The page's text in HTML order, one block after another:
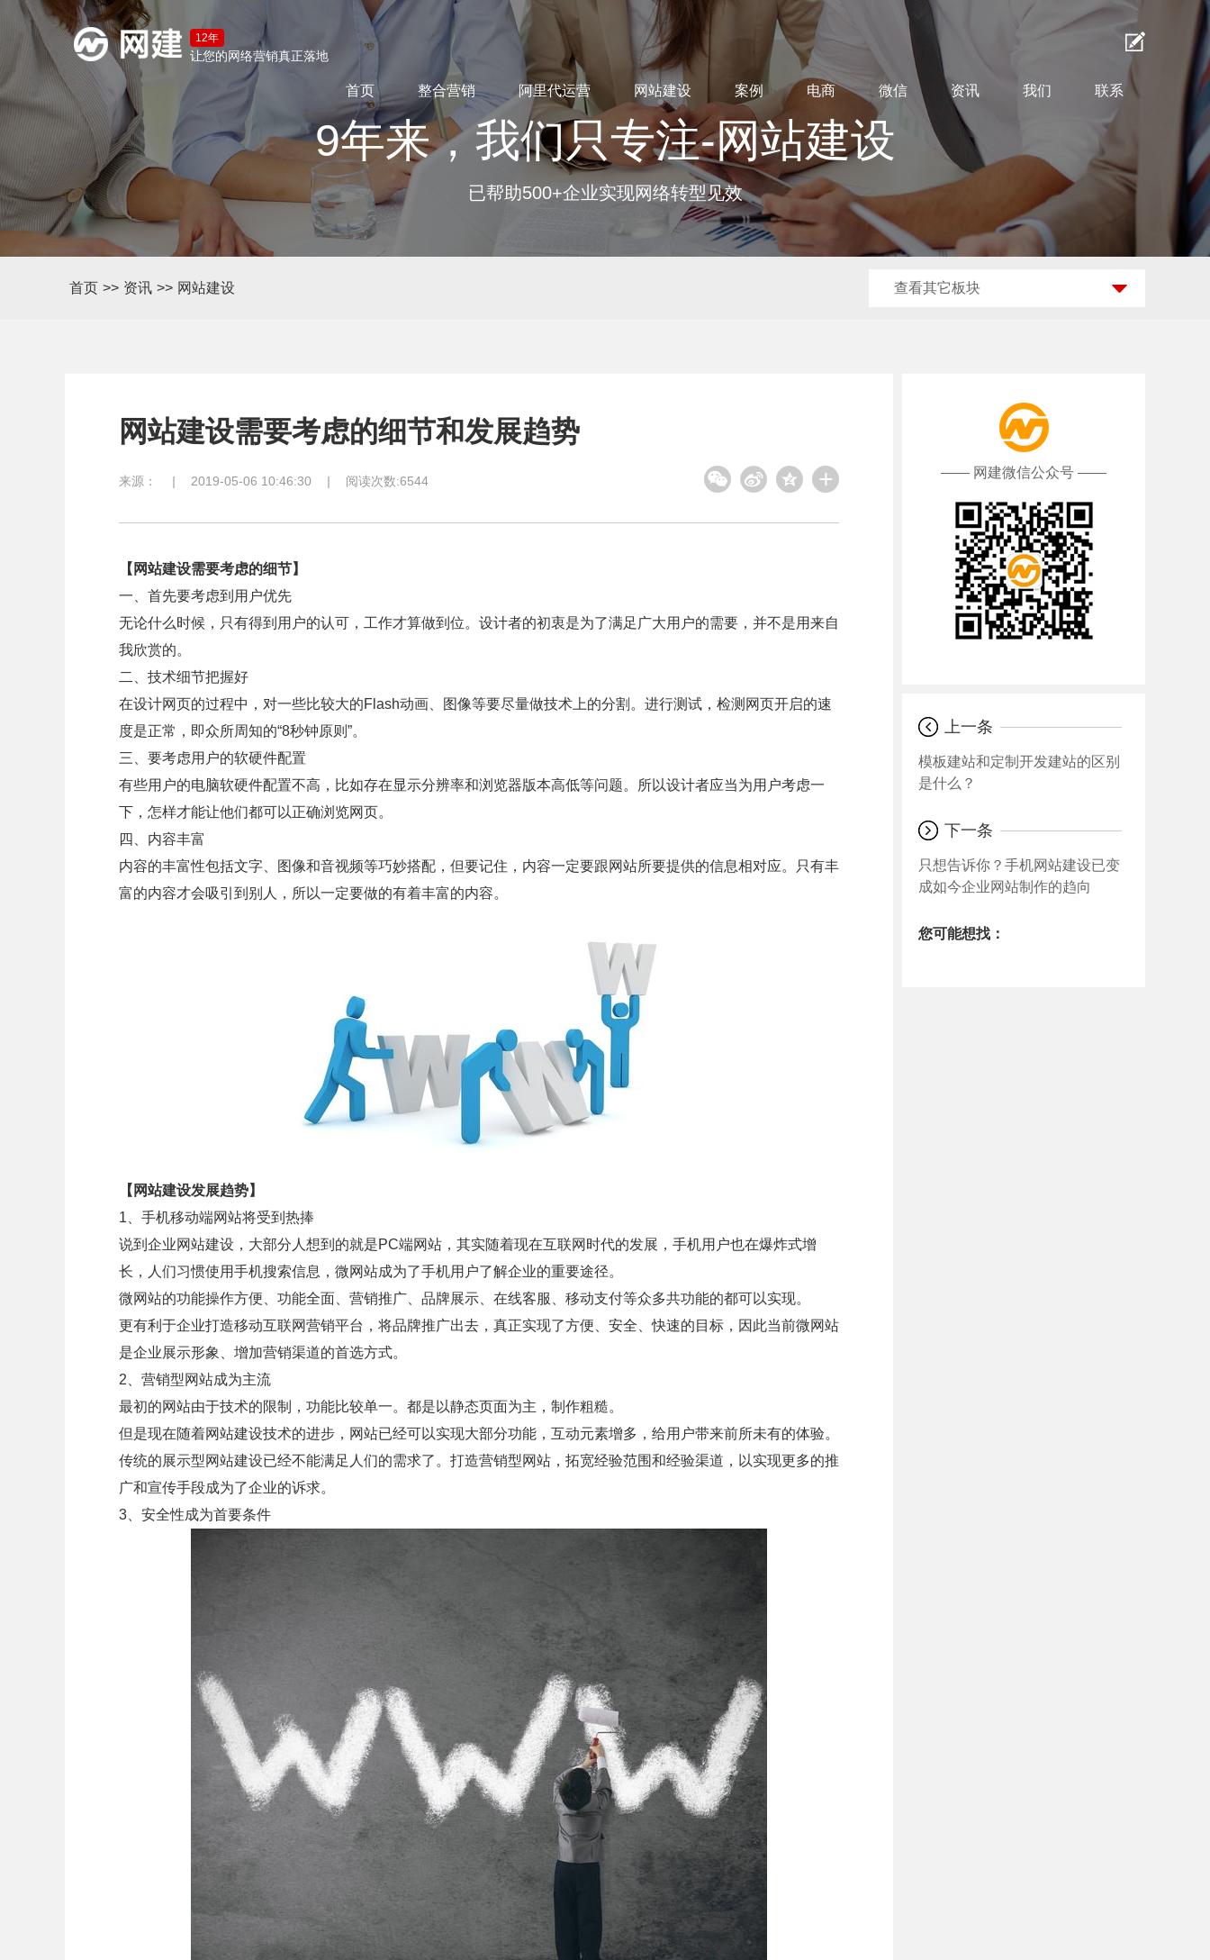
12年
让您的网络营销真正落地
首页 整合营销 阿里代运营 网站建设 案例 电商 微信 资讯 我们 联系
9年来，我们只专注-网站建设
已帮助500+企业实现网络转型见效
首页 >> 资讯 >> 网站建设 查看其它板块
网站建设需要考虑的细节和发展趋势
来源： | 2019-05-06 10:46:30 | 阅读次数:6544
【网站建设需要考虑的细节】
一、首先要考虑到用户优先
无论什么时候，只有得到用户的认可，工作才算做到位。设计者的初衷是为了满足广大用户的需要，并不是用来自
我欣赏的。
二、技术细节把握好
在设计网页的过程中，对一些比较大的Flash动画、图像等要尽量做技术上的分割。进行测试，检测网页开启的速
度是正常，即众所周知的“8秒钟原则”。
三、要考虑用户的软硬件配置
有些用户的电脑软硬件配置不高，比如存在显示分辨率和浏览器版本高低等问题。所以设计者应当为用户考虑一
下，怎样才能让他们都可以正确浏览网页。
四、内容丰富
内容的丰富性包括文字、图像和音视频等巧妙搭配，但要记住，内容一定要跟网站所要提供的信息相对应。只有丰
富的内容才会吸引到别人，所以一定要做的有着丰富的内容。
【网站建设发展趋势】
1、手机移动端网站将受到热捧
说到企业网站建设，大部分人想到的就是PC端网站，其实随着现在互联网时代的发展，手机用户也在爆炸式增
长，人们习惯使用手机搜索信息，微网站成为了手机用户了解企业的重要途径。
微网站的功能操作方便、功能全面、营销推广、品牌展示、在线客服、移动支付等众多共功能的都可以实现。
更有利于企业打造移动互联网营销平台，将品牌推广出去，真正实现了方便、安全、快速的目标，因此当前微网站
是企业展示形象、增加营销渠道的首选方式。
2、营销型网站成为主流
最初的网站由于技术的限制，功能比较单一。都是以静态页面为主，制作粗糙。
但是现在随着网站建设技术的进步，网站已经可以实现大部分功能，互动元素增多，给用户带来前所未有的体验。
传统的展示型网站建设已经不能满足人们的需求了。打造营销型网站，拓宽经验范围和经验渠道，以实现更多的推
广和宣传手段成为了企业的诉求。
3、安全性成为首要条件
—— 网建微信公众号 ——
上一条
模板建站和定制开发建站的区别
是什么？
下一条
只想告诉你？手机网站建设已变
成如今企业网站制作的趋向
您可能想找：